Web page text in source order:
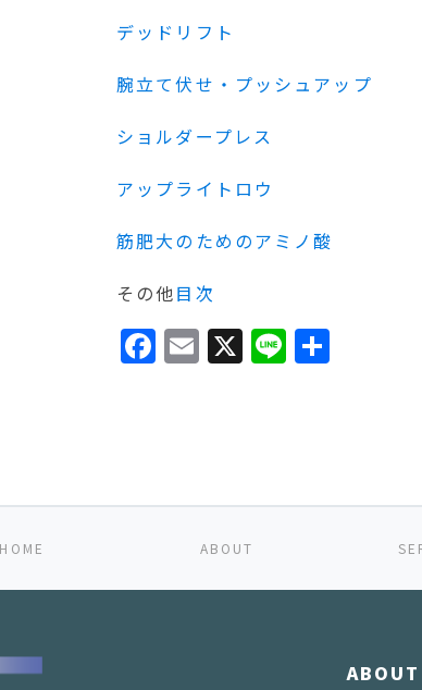
デッドリフト
腕立て伏せ・プッシュアップ
ショルダープレス
アップライトロウ
筋肥大のためのアミノ酸
その他目次
Facebook
Email
X Line
HOME ABOUT
ABOUT